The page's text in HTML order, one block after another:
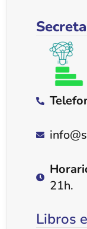
21h.
Libros